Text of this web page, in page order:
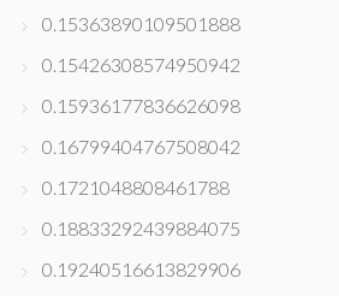
0.15363890109501888
0.15426308574950942
0.15936177836626098
0.16799404767508042
0.1721048808461788
0.18833292439884075
0.19240516613829906